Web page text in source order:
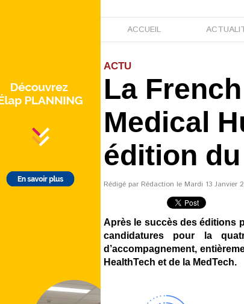
ACCUEIL
ACTU
La
Medical
édition
Rédigé par Rédaction le Mardi 13 Janvier
Après le succès des éditions
candidatures pour la
d’accompagnement,
HealthTech et de la MedTech.